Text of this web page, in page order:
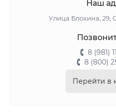
Наш
Улица Блохина, 29,
8 (981)
8 (800)
Перейти в